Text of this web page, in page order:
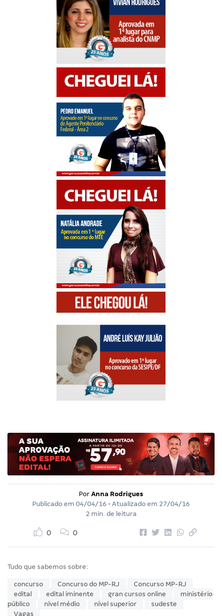
Por Anna Rodrigues
Publicado em 04/04/16 • Atualizado em 27/04/16
2 min. de leitura
0 0
Tudo que sabemos sobre:
concurso Concurso do MP-RJ
Concurso MP-RJ
edital
edital iminente gran cursos online
ministério
público
nível médio nível superior
sudeste
Vagas